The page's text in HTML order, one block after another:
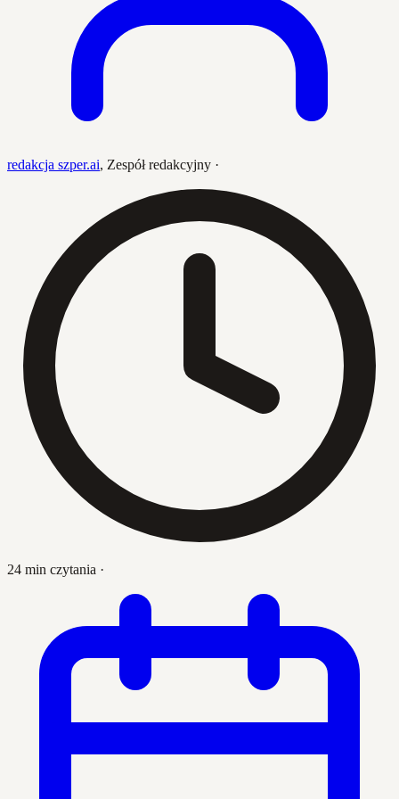
redakcja szper.ai, Zespół redakcyjny ·
24 min czytania ·